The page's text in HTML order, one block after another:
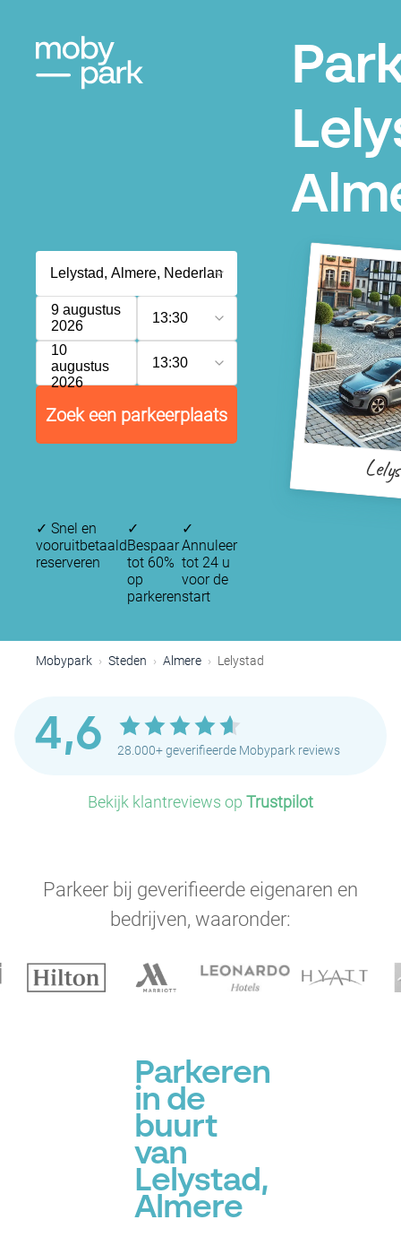
9 augustus
2026
13:30
10
augustus
2026
13:30
Zoek een parkeerplaats
✓ Snel en
vooruitbetaald
reserveren
✓
Bespaar
tot 60%
op
parkeren
✓
Annuleer
tot 24 u
voor de
start
Mobypark Steden Almere Lelystad
4,6 28.000+ geverifieerde Mobypark reviews
Bekijk klantreviews op Trustpilot
Parkeer bij geverifieerde eigenaren en
bedrijven, waaronder:
Parkeren
in de
buurt
van
Lelystad,
Almere